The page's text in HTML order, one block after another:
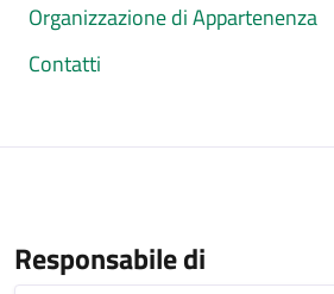
Organizzazione di Appartenenza
Contatti
Responsabile di